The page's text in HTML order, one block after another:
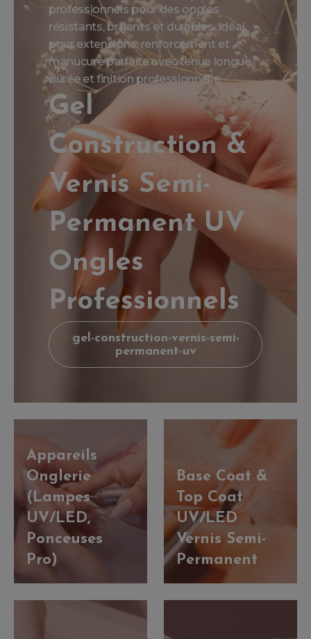
professionnels pour des ongles
résistants, brillants et durables. Idéal
pour extensions, renforcement et
manucure parfaite avec tenue longue
durée et finition professionnelle.
Gel
Construction &
Vernis Semi-
Permanent UV
Ongles
Professionnels
gel-construction-vernis-semi-
permanent-uv
Appareils
Onglerie
(Lampes
UV/LED,
Ponceuses
Pro)
Base Coat &
Top Coat
UV/LED
Vernis Semi-
Permanent